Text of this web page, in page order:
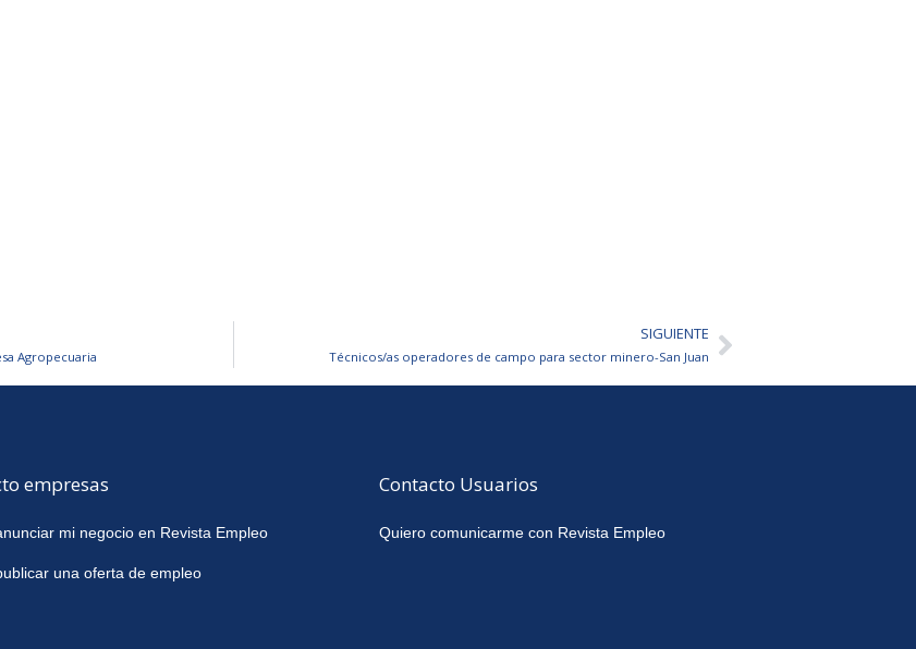
Agropecuaria
SIGUIENTE
Técnicos/as operadores de campo para sector minero-San JuanSiguiente
empresas
mi negocio en Revista Empleo
una oferta de empleo
Contacto Usuarios
Quiero comunicarme con Revista Empleo